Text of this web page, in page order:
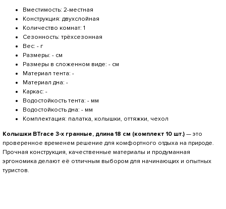
Вместимость: 2-местная
Конструкция: двухслойная
Количество комнат: 1
Сезонность: трёхсезонная
Вес: - г
Размеры: - см
Размеры в сложенном виде: - см
Материал тента: -
Материал дна: -
Каркас: -
Водостойкость тента: - мм
Водостойкость дна: - мм
Комплектация: палатка, колышки, оттяжки, чехол
Колышки BTrace 3-х гранные, длина 18 см (комплект 10 шт.) — это
проверенное временем решение для комфортного отдыха на природе.
Прочная конструкция, качественные материалы и продуманная
эргономика делают её отличным выбором для начинающих и опытных
туристов.